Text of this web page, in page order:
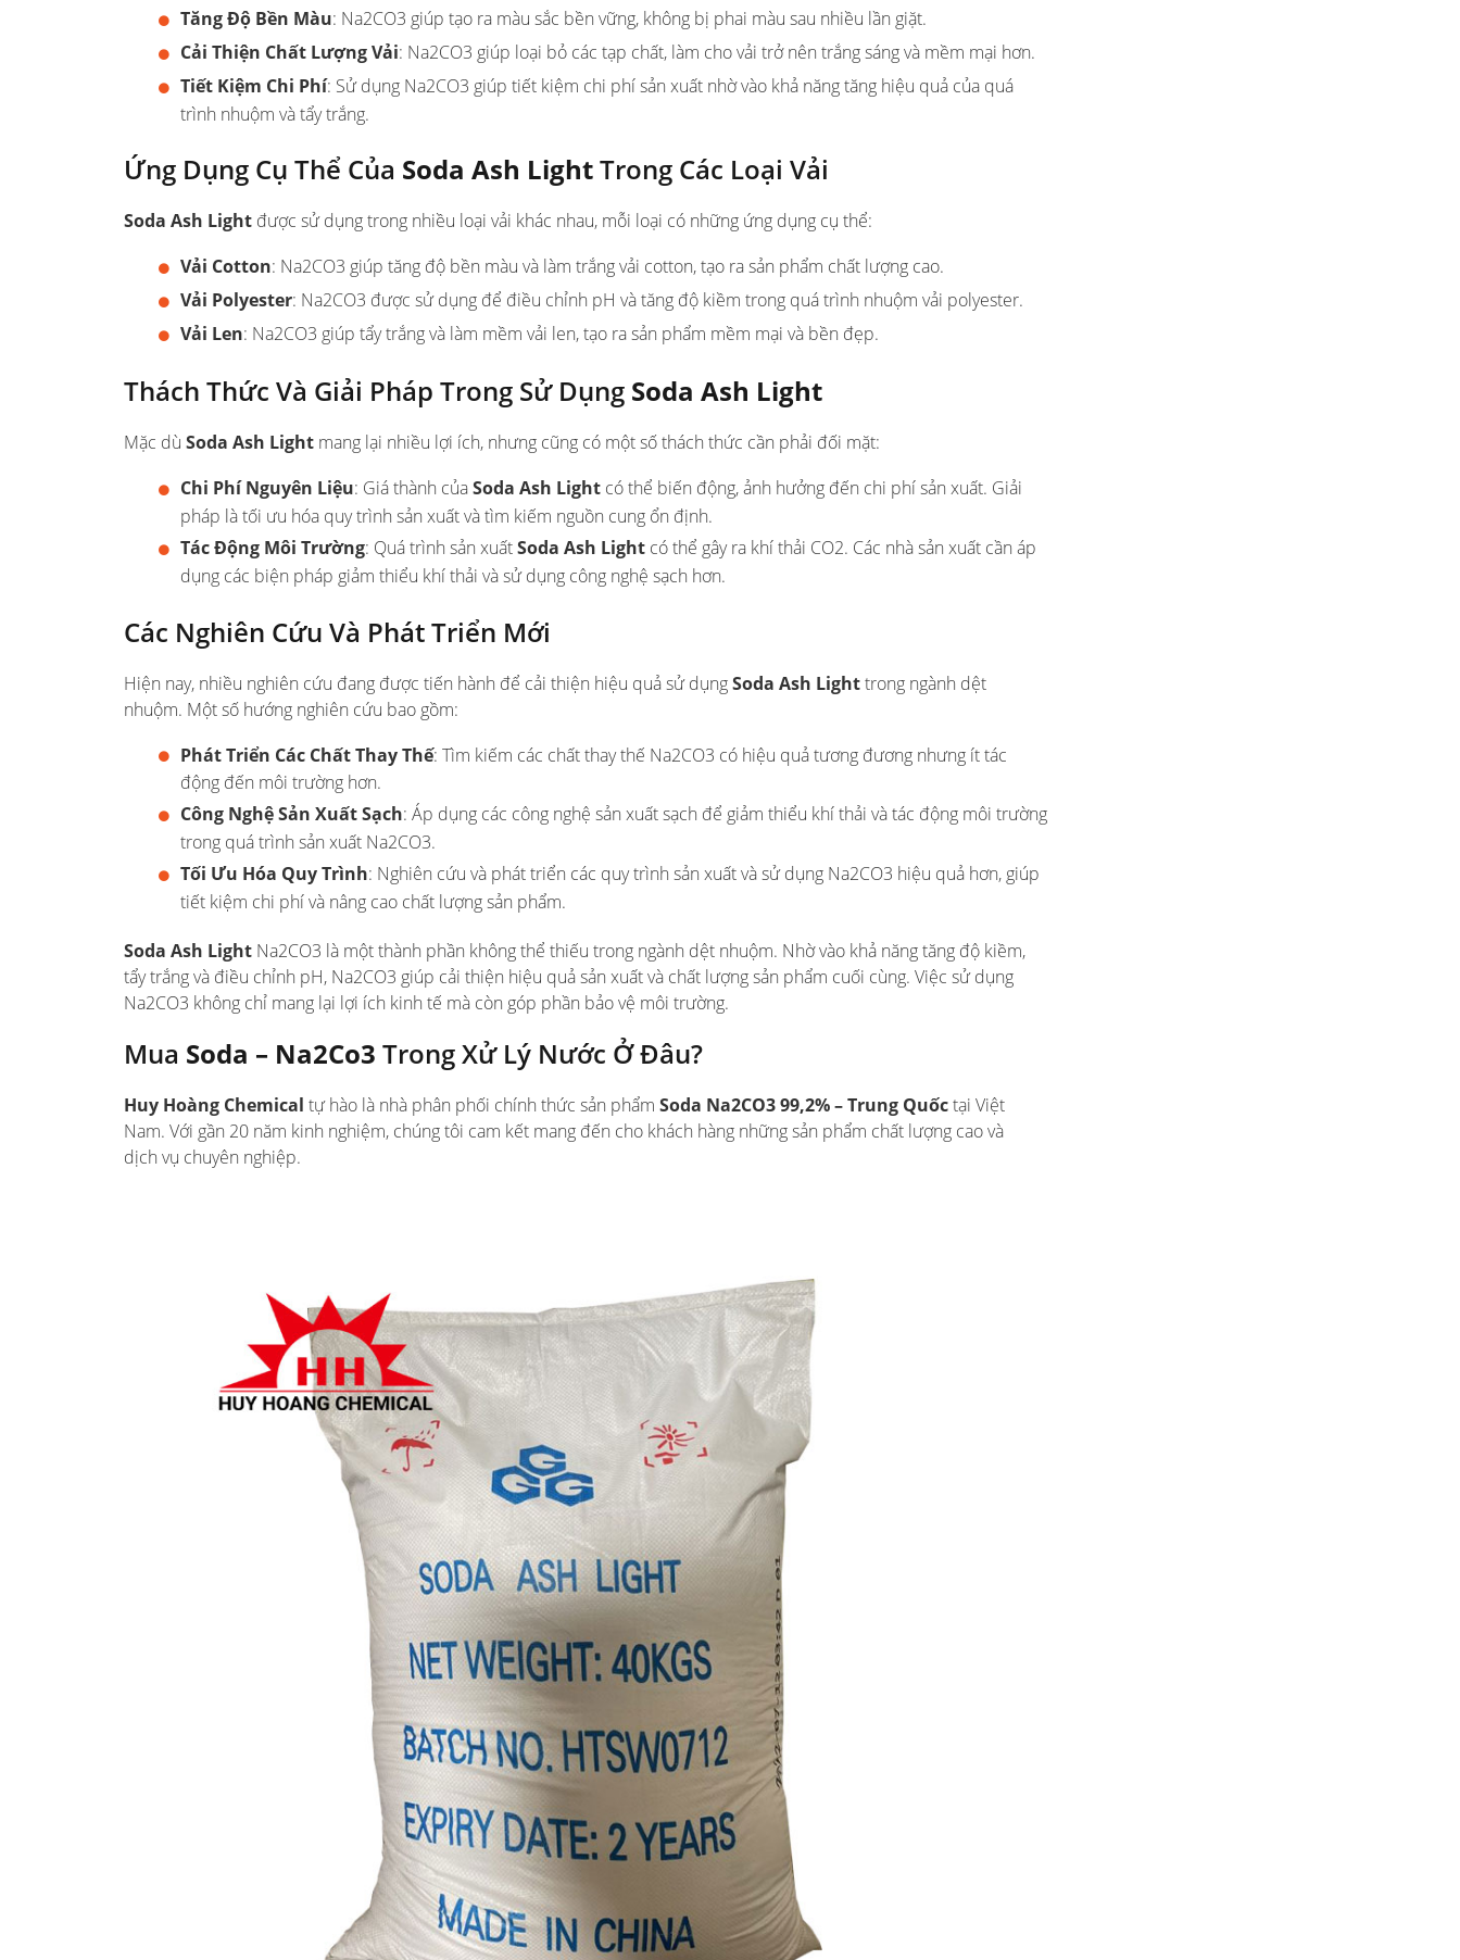
Tăng Độ Bền Màu: Na2CO3 giúp tạo ra màu sắc bền vững, không bị phai màu sau nhiều lần giặt.
Cải Thiện Chất Lượng Vải: Na2CO3 giúp loại bỏ các tạp chất, làm cho vải trở nên trắng sáng và mềm mại hơn.
Tiết Kiệm Chi Phí: Sử dụng Na2CO3 giúp tiết kiệm chi phí sản xuất nhờ vào khả năng tăng hiệu quả của quá
trình nhuộm và tẩy trắng.
Ứng Dụng Cụ Thể Của Soda Ash LightTrong Các Loại Vải
Soda Ash Light được sử dụng trong nhiều loại vải khác nhau, mỗi loại có những ứng dụng cụ thể:
Vải Cotton: Na2CO3 giúp tăng độ bền màu và làm trắng vải cotton, tạo ra sản phẩm chất lượng cao.
Vải Polyester: Na2CO3 được sử dụng để điều chỉnh pH và tăng độ kiềm trong quá trình nhuộm vải polyester.
Vải Len: Na2CO3 giúp tẩy trắng và làm mềm vải len, tạo ra sản phẩm mềm mại và bền đẹp.
Thách Thức Và Giải Pháp Trong Sử Dụng Soda Ash Light
Mặc dù Soda Ash Light mang lại nhiều lợi ích, nhưng cũng có một số thách thức cần phải đối mặt:
Chi Phí Nguyên Liệu: Giá thành củaSoda Ash Light có thể biến động, ảnh hưởng đến chi phí sản xuất. Giải
pháp là tối ưu hóa quy trình sản xuất và tìm kiếm nguồn cung ổn định.
Tác Động Môi Trường: Quá trình sản xuấtSoda Ash Light có thể gây ra khí thải CO2. Các nhà sản xuất cần áp
dụng các biện pháp giảm thiểu khí thải và sử dụng công nghệ sạch hơn.
Các Nghiên Cứu Và Phát Triển Mới
Hiện nay, nhiều nghiên cứu đang được tiến hành để cải thiện hiệu quả sử dụngSoda Ash Lighttrong ngành dệt
nhuộm. Một số hướng nghiên cứu bao gồm:
Phát Triển Các Chất Thay Thế: Tìm kiếm các chất thay thế Na2CO3 có hiệu quả tương đương nhưng ít tác
động đến môi trường hơn.
Công Nghệ Sản Xuất Sạch: Áp dụng các công nghệ sản xuất sạch để giảm thiểu khí thải và tác động môi trường
trong quá trình sản xuất Na2CO3.
Tối Ưu Hóa Quy Trình: Nghiên cứu và phát triển các quy trình sản xuất và sử dụng Na2CO3 hiệu quả hơn, giúp
tiết kiệm chi phí và nâng cao chất lượng sản phẩm.
Soda Ash Light Na2CO3 là một thành phần không thể thiếu trong ngành dệt nhuộm. Nhờ vào khả năng tăng độ kiềm,
tẩy trắng và điều chỉnh pH, Na2CO3 giúp cải thiện hiệu quả sản xuất và chất lượng sản phẩm cuối cùng. Việc sử dụng
Na2CO3 không chỉ mang lại lợi ích kinh tế mà còn góp phần bảo vệ môi trường.
Mua Soda – Na2Co3 Trong Xử Lý Nước Ở Đâu?
Huy Hoàng Chemical tự hào là nhà phân phối chính thức sản phẩm Soda Na2CO3 99,2% – Trung Quốctại Việt
Nam. Với gần 20 năm kinh nghiệm, chúng tôi cam kết mang đến cho khách hàng những sản phẩm chất lượng cao và
dịch vụ chuyên nghiệp.